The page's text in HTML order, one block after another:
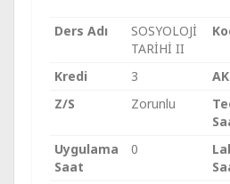
Ders Adı
SOSYOLOJİ
TARİHİ II
Kredi 3
Z/S
Zorunlu
Uygulama
Saat
0